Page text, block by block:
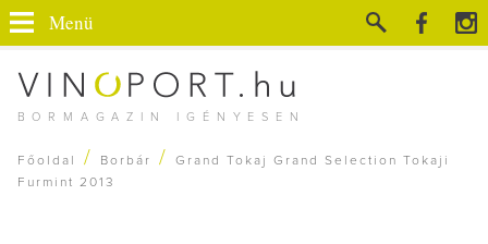
BORMAGAZIN IGÉNYESEN
Menü
Főoldal / Borbár /
Grand Tokaj Grand Selection Tokaji
Furmint 2013